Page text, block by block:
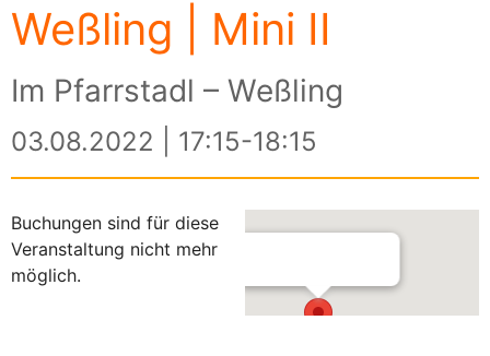
Weßling | Mini II
Im Pfarrstadl – Weßling
03.08.2022 | 17:15-18:15
Buchungen sind für diese
Veranstaltung nicht mehr
möglich.
Im Pfarrstadl – Weßling
Am Kreuzberg 3 - Weßling